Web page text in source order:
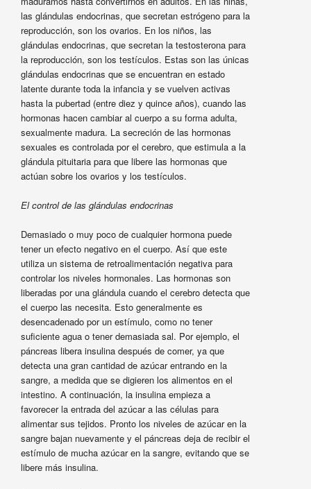
las glándulas endocrinas, que secretan estrógeno para la
reproducción, son los ovarios. En los niños, las
glándulas endocrinas, que secretan la testosterona para
la reproducción, son los testículos. Estas son las únicas
glándulas endocrinas que se encuentran en estado
latente durante toda la infancia y se vuelven activas
hasta la pubertad (entre diez y quince años), cuando las
hormonas hacen cambiar al cuerpo a su forma adulta,
sexualmente madura. La secreción de las hormonas
sexuales es controlada por el cerebro, que estimula a la
glándula pituitaria para que libere las hormonas que
actúan sobre los ovarios y los testículos.
El control de las glándulas endocrinas
Demasiado o muy poco de cualquier hormona puede
tener un efecto negativo en el cuerpo. Así que este
utiliza un sistema de retroalimentación negativa para
controlar los niveles hormonales. Las hormonas son
liberadas por una glándula cuando el cerebro detecta que
el cuerpo las necesita. Esto generalmente es
desencadenado por un estímulo, como no tener
suficiente agua o tener demasiada sal. Por ejemplo, el
páncreas libera insulina después de comer, ya que
detecta una gran cantidad de azúcar entrando en la
sangre, a medida que se digieren los alimentos en el
intestino. A continuación, la insulina empieza a
favorecer la entrada del azúcar a las células para
alimentar sus tejidos. Pronto los niveles de azúcar en la
sangre bajan nuevamente y el páncreas deja de recibir el
estímulo de mucha azúcar en la sangre, evitando que se
libere más insulina.